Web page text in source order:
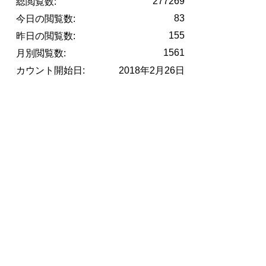
83
今日の閲覧数:
155
昨日の閲覧数:
1561
月別閲覧数:
2018年2月26日
カウント開始日: